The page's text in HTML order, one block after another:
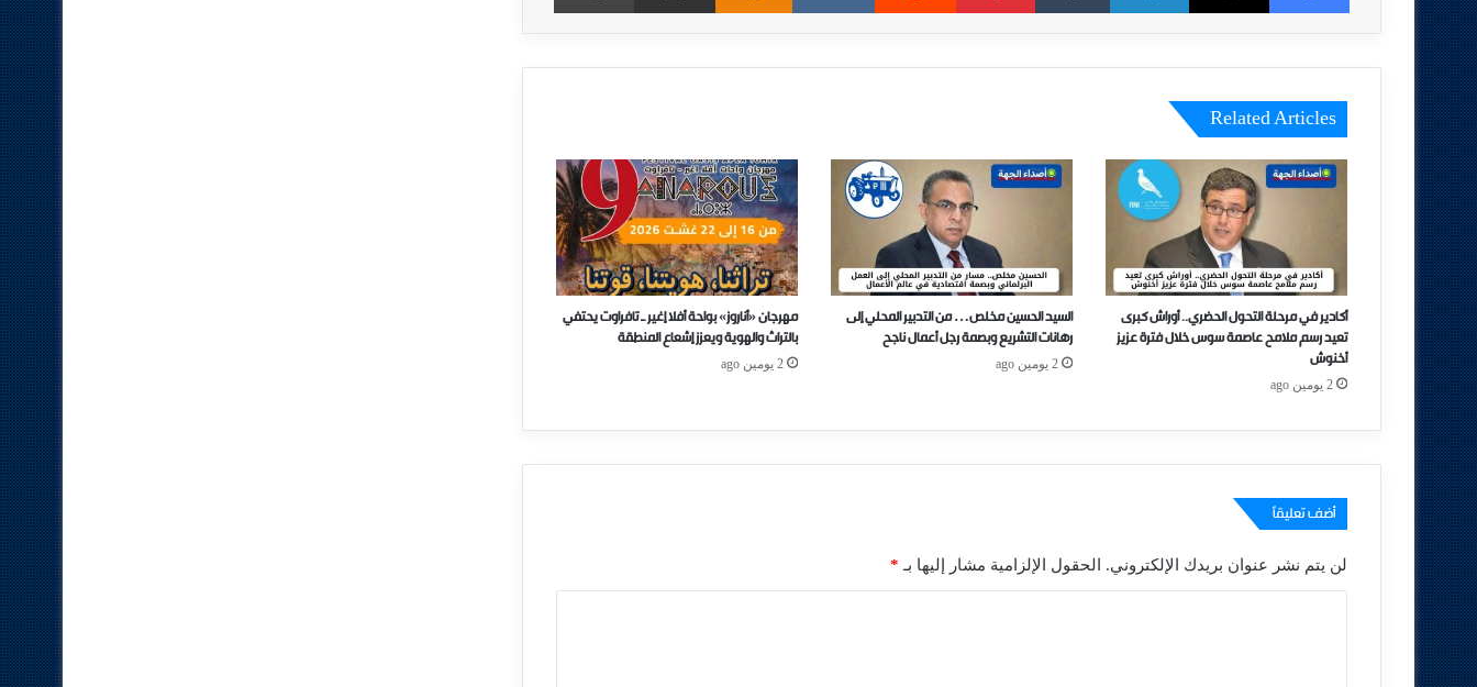
Related Articles
أكادير في مرحلة التحول الحضري.. أوراش كبرى
تعيد رسم ملامح عاصمة سوس خلال فترة عزيز
أخنوش
2 يومين ago
السيد الحسين مخلص… من التدبير المحلي إلى
رهانات التشريع وبصمة رجل أعمال ناجح
2 يومين ago
مهرجان «أناروز» بواحة أفلا إغير ـ تافراوت يحتفي
بالتراث والهوية ويعزز إشعاع المنطقة
2 يومين ago
أضف تعليقاً
لن يتم نشر عنوان بريدك الإلكتروني. الحقول الإلزامية مشار إليها بـ *